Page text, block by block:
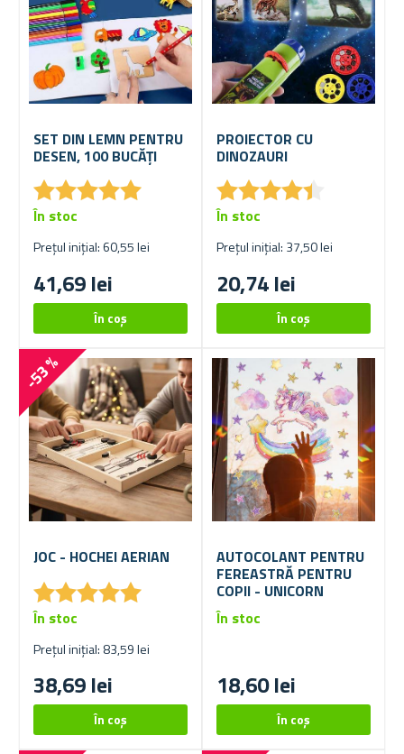
SET DIN LEMN PENTRU
DESEN, 100 BUCĂȚI
★★★★★
★★★★★
Prețul inițial: 60,55 lei
41,69 lei
În stoc
PROIECTOR CU
DINOZAURI
★★★★★
★★★★★
Prețul inițial: 37,50 lei
20,74 lei
În stoc
-53 %
JOC - HOCHEI AERIAN
★★★★★
★★★★★
Prețul inițial: 83,59 lei
38,69 lei
În stoc
AUTOCOLANT PENTRU
FEREASTRĂ PENTRU
COPII - UNICORN
18,60 lei
În stoc